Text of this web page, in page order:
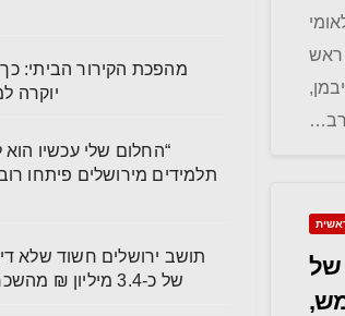
ראש
של
מהפכת הקירור הביתי:
יוקרה
“החלום שלי עכשיו הוא
תלמידים מירושלים פיתחו
תושב ירושלים חשוד שלא
של כ-3.4 מיליון ₪ מהשכרה של 9 דירות